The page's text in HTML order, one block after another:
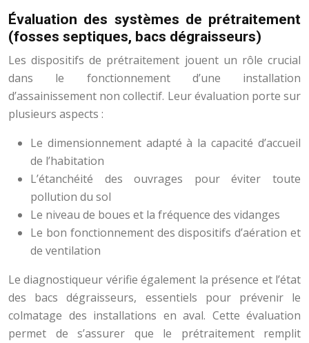
Évaluation des systèmes de prétraitement
(fosses septiques, bacs dégraisseurs)
Les dispositifs de prétraitement jouent un rôle crucial
dans le fonctionnement d’une installation
d’assainissement non collectif. Leur évaluation porte sur
plusieurs aspects :
Le dimensionnement adapté à la capacité d’accueil
de l’habitation
L’étanchéité des ouvrages pour éviter toute
pollution du sol
Le niveau de boues et la fréquence des vidanges
Le bon fonctionnement des dispositifs d’aération et
de ventilation
Le diagnostiqueur vérifie également la présence et l’état
des bacs dégraisseurs, essentiels pour prévenir le
colmatage des installations en aval. Cette évaluation
permet de s’assurer que le prétraitement remplit